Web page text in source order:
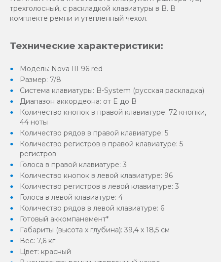
трехголосный, с раскладкой клавиатуры в B. В
комплекте ремни и утепленный чехол.
Технические характеристики:
Модель: Nova III 96 red
Размер: 7/8
Система клавиатуры: B-System (русская раскладка)
Диапазон аккордеона: от E до B
Количество кнопок в правой клавиатуре: 72 кнопки,
44 ноты
Количество рядов в правой клавиатуре: 5
Количество регистров в правой клавиатуре: 5
регистров
Голоса в правой клавиатуре: 3
Количество кнопок в левой клавиатуре: 96
Количество регистров в левой клавиатуре: 3
Голоса в левой клавиатуре: 4
Количество рядов в левой клавиатуре: 6
Готовый аккомпанемент*
Габариты (высота x глубина): 39,4 x 18,5 см
Вес: 7,6 кг
Цвет: красный